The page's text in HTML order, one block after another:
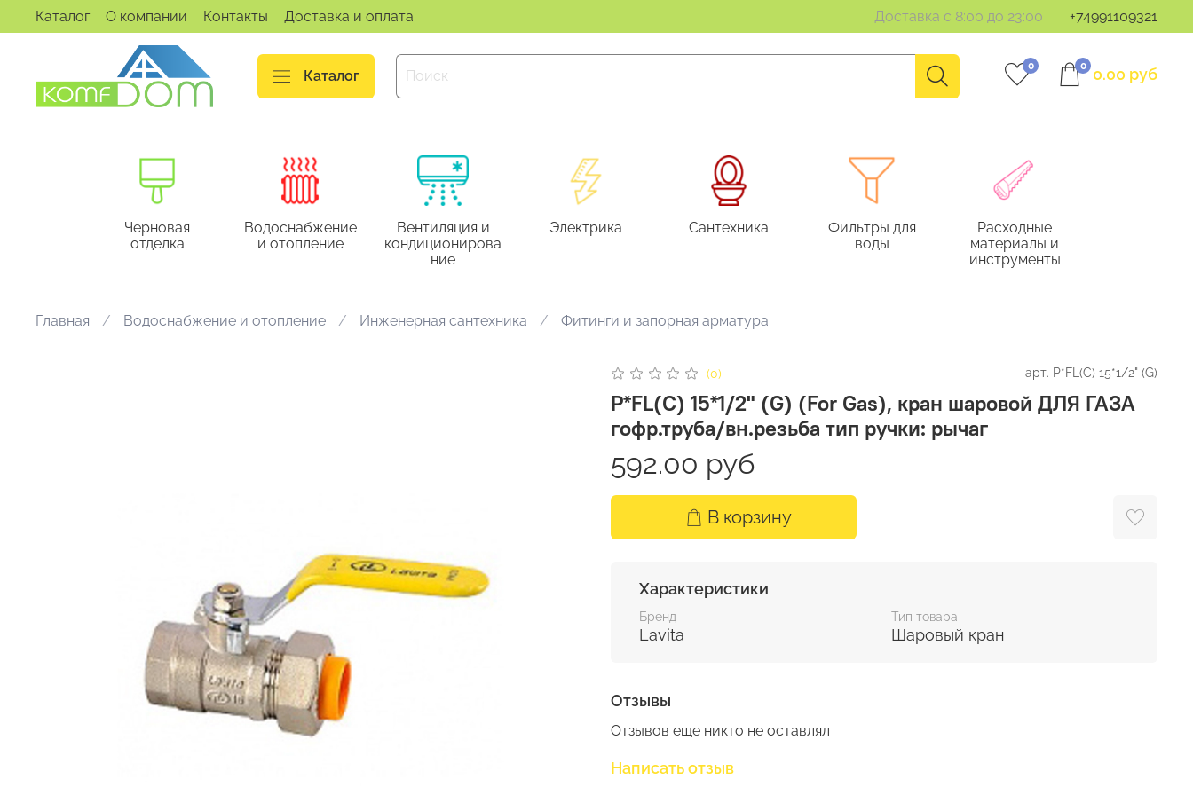
Каталог О компании Контакты Доставка и оплата Доставка с 8:00 до 23:00 +74991109321
Каталог
0 0 0.00 руб
Черновая
отделка
Водоснабжение
и отопление
Вентиляция и
кондиционирова
ние
Электрика Сантехника
Фильтры для
воды
Расходные
материалы и
инструменты
Главная Водоснабжение и отопление Инженерная сантехника Фитинги и запорная арматура
(0) арт. P*FL(C) 15*1/2" (G)
P*FL(C) 15*1/2" (G) (For Gas), кран шаровой ДЛЯ ГАЗА
гофр.труба/вн.резьба тип ручки: рычаг
592.00 руб
В корзину
Характеристики
Бренд
Lavita
Тип товара
Шаровый кран
Отзывы
Отзывов еще никто не оставлял
Написать отзыв